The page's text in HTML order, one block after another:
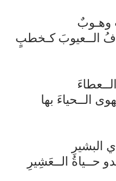
وهـوبٌ
كـخطبٍ
بها
البشيرِ
الــعَشِيرِ